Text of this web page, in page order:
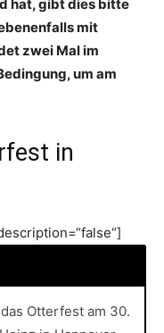
hat, gibt dies bitte
mit
zwei Mal im
um am
in
Otterfest am 30.